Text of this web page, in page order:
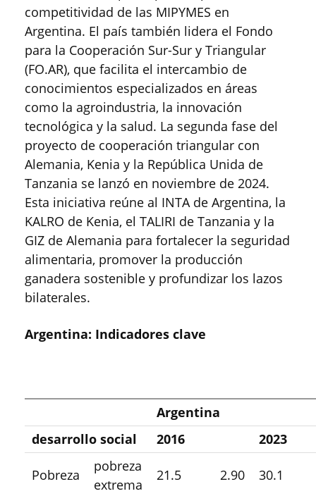
competitividad de las MIPYMES en
Argentina. El país también lidera el Fondo
para la Cooperación Sur-Sur y Triangular
(FO.AR), que facilita el intercambio de
conocimientos especializados en áreas
como la agroindustria, la innovación
tecnológica y la salud. La segunda fase del
proyecto de cooperación triangular con
Alemania, Kenia y la República Unida de
Tanzania se lanzó en noviembre de 2024.
Esta iniciativa reúne al INTA de Argentina, la
KALRO de Kenia, el TALIRI de Tanzania y la
GIZ de Alemania para fortalecer la seguridad
alimentaria, promover la producción
ganadera sostenible y profundizar los lazos
bilaterales.
Argentina: Indicadores clave
Argentina
desarrollo social
2016 2023
Pobreza
pobreza
extrema
21.5 2.90 30.1